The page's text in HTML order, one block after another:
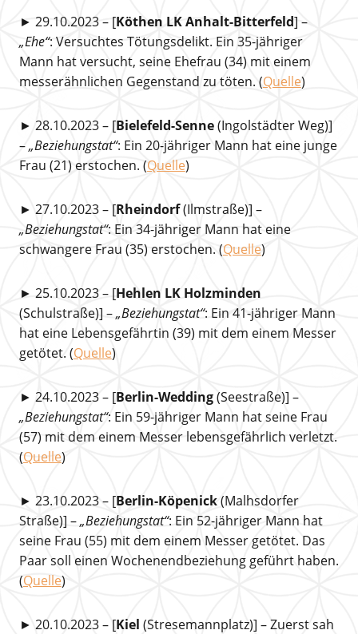
► 29.10.2023 – [Köthen LK Anhalt-Bitterfeld] –
„Ehe“: Versuchtes Tötungsdelikt. Ein 35-jähriger
Mann hat versucht, seine Ehefrau (34) mit einem
messerähnlichen Gegenstand zu töten. (Quelle)
► 28.10.2023 – [Bielefeld-Senne(Ingolstädter Weg)]
–„Beziehungstat“: Ein 20-jähriger Mann hat eine junge
Frau (21) erstochen. (Quelle)
► 27.10.2023 – [Rheindorf(Ilmstraße)] –
„Beziehungstat“: Ein 34-jähriger Mann hat eine
schwangere Frau (35) erstochen. (Quelle)
► 25.10.2023 – [Hehlen LK Holzminden
(Schulstraße)] –„Beziehungstat“: Ein 41-jähriger Mann
hat eine Lebensgefährtin (39) mit dem einem Messer
getötet. (Quelle)
► 24.10.2023 – [Berlin-Wedding(Seestraße)] –
„Beziehungstat“: Ein 59-jähriger Mann hat seine Frau
(57) mit dem einem Messer lebensgefährlich verletzt.
(Quelle)
► 23.10.2023 – [Berlin-Köpenick(Malhsdorfer
Straße)] –„Beziehungstat“: Ein 52-jähriger Mann hat
seine Frau (55) mit dem einem Messer getötet. Das
Paar soll einen Wochenendbeziehung geführt haben.
(Quelle)
► 20.10.2023 – [Kiel (Stresemannplatz)] – Zuerst sah